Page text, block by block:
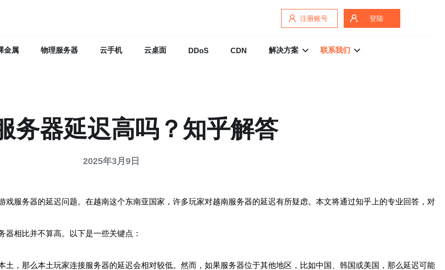
注册账号 登陆
金属 物理服务器 云手机 云桌面 DDoS CDN 解决方案 联系我们
务器延迟高吗？知乎解答
2025年3月9日
服务器的延迟问题。在越南这个东南亚国家，许多玩家对越南服务器的延迟有所疑虑。本文将通过知乎上的专业回答，对
相比并不算高。以下是一些关键点：
，那么本土玩家连接服务器的延迟会相对较低。然而，如果服务器位于其他地区，比如中国、韩国或美国，那么延迟可能